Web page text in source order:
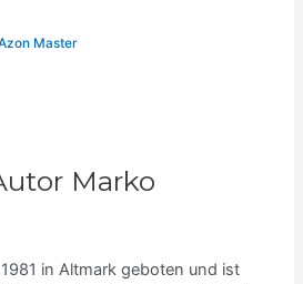
Master
Marko
in Altmark geboten und ist